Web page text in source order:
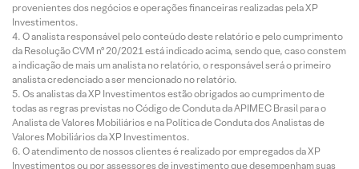
provenientes dos negócios e operações financeiras realizadas pela XP
Investimentos.
O analista responsável pelo conteúdo deste relatório e pelo cumprimento
da Resolução CVM nº 20/2021 está indicado acima, sendo que, caso constem
a indicação de mais um analista no relatório, o responsável será o primeiro
analista credenciado a ser mencionado no relatório.
Os analistas da XP Investimentos estão obrigados ao cumprimento de
todas as regras previstas no Código de Conduta da APIMEC Brasil para o
Analista de Valores Mobiliários e na Política de Conduta dos Analistas de
Valores Mobiliários da XP Investimentos.
O atendimento de nossos clientes é realizado por empregados da XP
Investimentos ou por assessores de investimento que desempenham suas